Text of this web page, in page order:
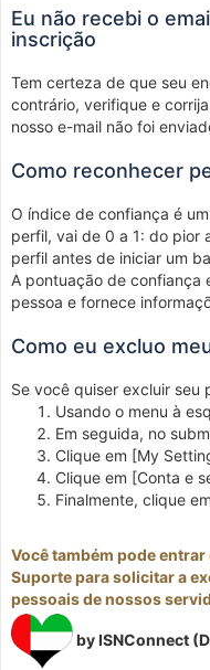
Eu não recebi o
inscrição
Tem certeza de que seu
contrário, verifique e
nosso e-mail não foi
Como reconhecer
O índice de confiança é
perfil, vai de 0 a 1: do pior
perfil antes de iniciar um
A pontuação de confiança
pessoa e fornece
Como eu excluo
Se você quiser excluir seu
Usando o menu à
Em seguida, no
Clique em [My
Clique em [Conta e
Finalmente, clique
Você também pode
Suporte para solicitar a
pessoais de nossos
by ISNConnect